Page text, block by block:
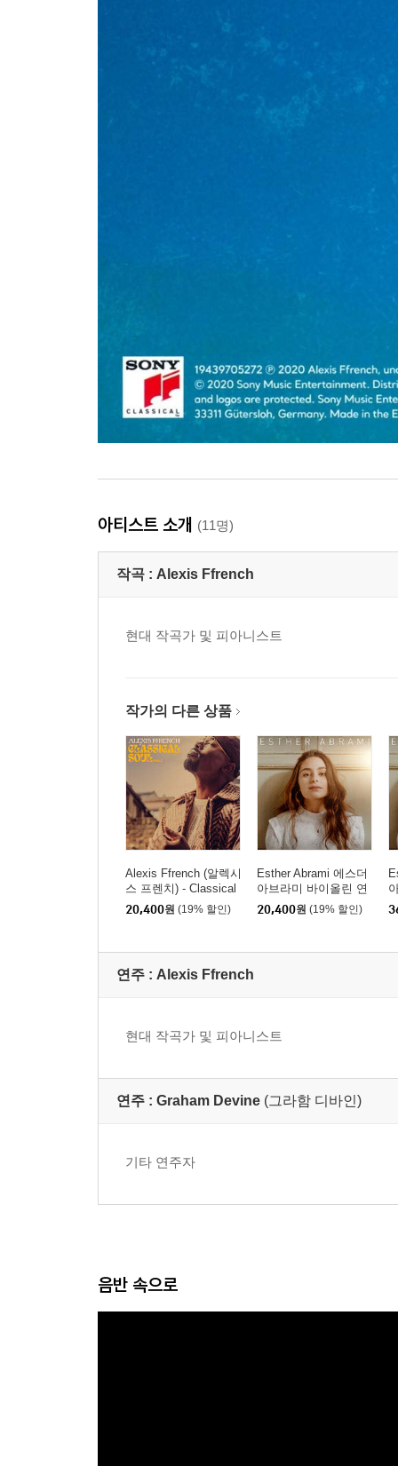
아티스트 소개 (11명)
작곡 : Alexis Ffrench
현대 작곡가 및 피아니스트
작가의 다른 상품
Alexis Ffrench (알렉시
스 프렌치) - Classical
Soul Vol.1
20,400원 (19% 할인)
Esther Abrami 에스더
아브라미 바이올린 연
주집
20,400원 (19% 할인)
연주 : Alexis Ffrench
현대 작곡가 및 피아니스트
연주 : Graham Devine (그라함 디바인)
기타 연주자
음반 속으로